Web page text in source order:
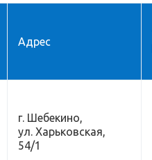
Адрес
г. Шебекино,
ул. Харьковская,
54/1